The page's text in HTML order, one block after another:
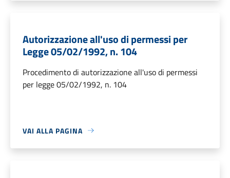
Autorizzazione all'uso di permessi per
Legge 05/02/1992, n. 104
Procedimento di autorizzazione all'uso di permessi
per legge 05/02/1992, n. 104
VAI ALLA PAGINA